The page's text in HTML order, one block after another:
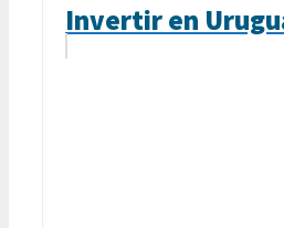
Invertir en